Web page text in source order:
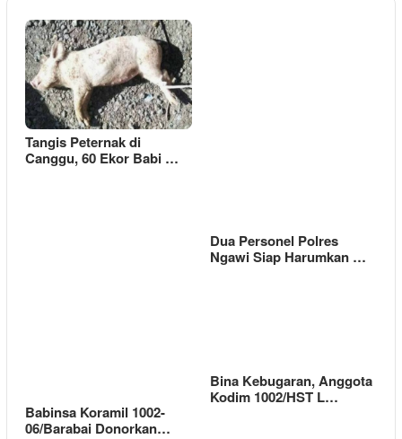
Tangis Peternak di
Canggu, 60 Ekor Babi …
Dua Personel Polres
Ngawi Siap Harumkan …
Babinsa Koramil 1002-
06/Barabai Donorkan…
Bina Kebugaran, Anggota
Kodim 1002/HST L…